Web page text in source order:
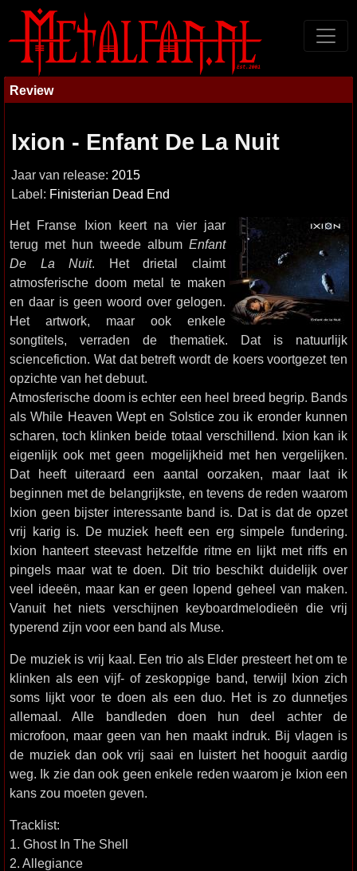
Review
Ixion - Enfant De La Nuit
Jaar van release: 2015
Label: Finisterian Dead End
Het Franse Ixion keert na vier jaar
terug met hun tweede album Enfant
De La Nuit. Het drietal claimt
atmosferische doom metal te maken
en daar is geen woord over gelogen.
Het artwork, maar ook enkele
songtitels, verraden de thematiek. Dat is natuurlijk
sciencefiction. Wat dat betreft wordt de koers voortgezet ten
opzichte van het debuut.
Atmosferische doom is echter een heel breed begrip. Bands
als While Heaven Wept en Solstice zou ik eronder kunnen
scharen, toch klinken beide totaal verschillend. Ixion kan ik
eigenlijk ook met geen mogelijkheid met hen vergelijken.
Dat heeft uiteraard een aantal oorzaken, maar laat ik
beginnen met de belangrijkste, en tevens de reden waarom
Ixion geen bijster interessante band is. Dat is dat de opzet
vrij karig is. De muziek heeft een erg simpele fundering.
Ixion hanteert steevast hetzelfde ritme en lijkt met riffs en
pingels maar wat te doen. Dit trio beschikt duidelijk over
veel ideeën, maar kan er geen lopend geheel van maken.
Vanuit het niets verschijnen keyboardmelodieën die vrij
typerend zijn voor een band als Muse.
De muziek is vrij kaal. Een trio als Elder presteert het om te
klinken als een vijf- of zeskoppige band, terwijl Ixion zich
soms lijkt voor te doen als een duo. Het is zo dunnetjes
allemaal. Alle bandleden doen hun deel achter de
microfoon, maar geen van hen maakt indruk. Bij vlagen is
de muziek dan ook vrij saai en luistert het hooguit aardig
weg. Ik zie dan ook geen enkele reden waarom je Ixion een
kans zou moeten geven.
Tracklist:
1. Ghost In The Shell
2. Allegiance